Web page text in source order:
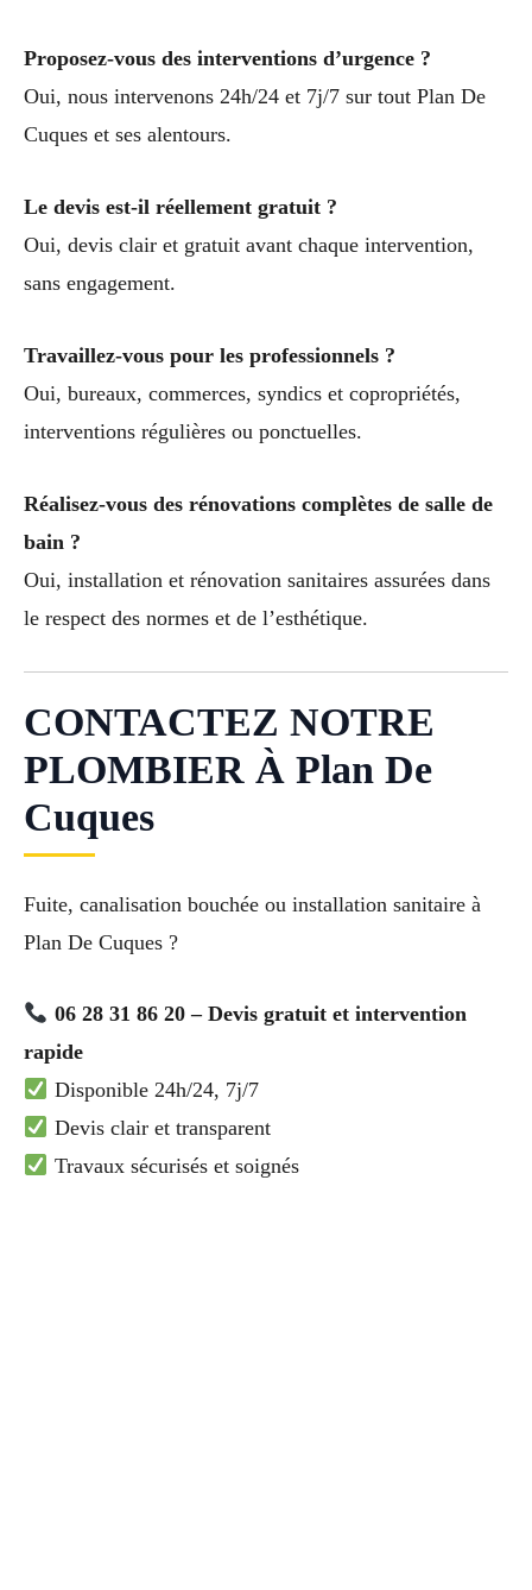
Proposez-vous des interventions d’urgence ?
Oui, nous intervenons 24h/24 et 7j/7 sur tout Plan De
Cuques et ses alentours.
Le devis est-il réellement gratuit ?
Oui, devis clair et gratuit avant chaque intervention,
sans engagement.
Travaillez-vous pour les professionnels ?
Oui, bureaux, commerces, syndics et copropriétés,
interventions régulières ou ponctuelles.
Réalisez-vous des rénovations complètes de salle de
bain ?
Oui, installation et rénovation sanitaires assurées dans
le respect des normes et de l’esthétique.
CONTACTEZ NOTRE
PLOMBIER À Plan De
Cuques
Fuite, canalisation bouchée ou installation sanitaire à
Plan De Cuques ?
06 28 31 86 20 – Devis gratuit et intervention
rapide
Disponible 24h/24, 7j/7
Devis clair et transparent
Travaux sécurisés et soignés